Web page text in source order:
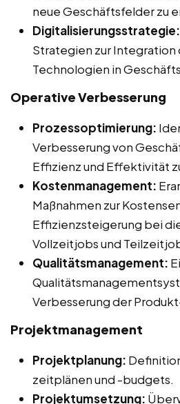
neue Geschäftsfelder zu
Digitalisierungsstrategie:
Strategien zur Integration
Technologien in
Operative Verbesserung
Prozessoptimierung:
Verbesserung von
Effizienz und Effektivität
Kostenmanagement:
Maßnahmen zur
Effizienzsteigerung bei
Vollzeitjobs und
Qualitätsmanagement:
Verbesserung der
Projektmanagement
Projektplanung:
zeitplänen und -budgets.
Projektumsetzung: